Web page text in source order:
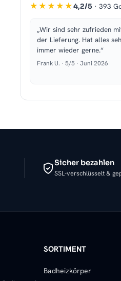
★★★★★4,2/5 · 393
„Wir sind sehr zufrieden
der Lieferung. Hat alles
immer wieder gerne.“
Frank U. · 5/5 · Juni 2026
Sicher bezahlen
SSL-verschlüsselt &
SORTIMENT
Badheizkörper